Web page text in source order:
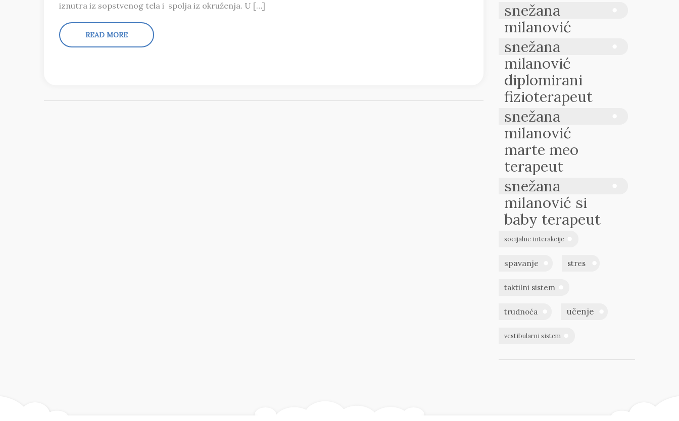
iznutra iz sopstvenog tela i spolja iz okruženja. U […]
READ MORE
snežana
milanović
snežana
milanović
diplomirani
fizioterapeut
snežana
milanović
marte meo
terapeut
snežana
milanović si
baby terapeut
socijalne interakcije
spavanje stres
taktilni sistem
trudnoća učenje
vestibularni sistem